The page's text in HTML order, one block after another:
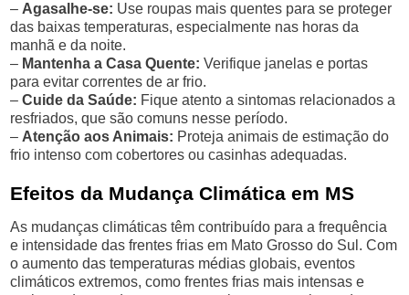
– Agasalhe-se: Use roupas mais quentes para se proteger
das baixas temperaturas, especialmente nas horas da
manhã e da noite.
– Mantenha a Casa Quente: Verifique janelas e portas
para evitar correntes de ar frio.
–Cuide da Saúde: Fique atento a sintomas relacionados a
resfriados, que são comuns nesse período.
– Atenção aos Animais: Proteja animais de estimação do
frio intenso com cobertores ou casinhas adequadas.
Efeitos da Mudança Climática em MS
As mudanças climáticas têm contribuído para a frequência
e intensidade das frentes frias em Mato Grosso do Sul. Com
o aumento das temperaturas médias globais, eventos
climáticos extremos, como frentes frias mais intensas e